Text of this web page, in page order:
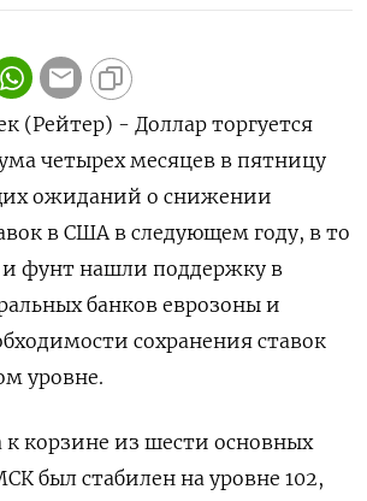
(Рейтер) - Доллар торгуется
четырех месяцев в пятницу
ожиданий о снижении
в США в следующем году, в то
и фунт нашли поддержку в
банков еврозоны и
сохранения ставок
уровне.
к корзине из шести основных
был стабилен на уровне 102​,